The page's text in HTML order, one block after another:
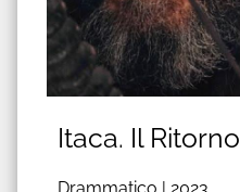
Itaca. Il Ritorno